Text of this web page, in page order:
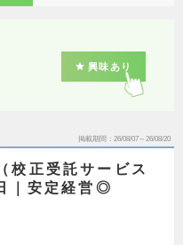
興味あり
掲載期間 26/08/07～26/08/20
校正受託サービス
｜安定経営◎